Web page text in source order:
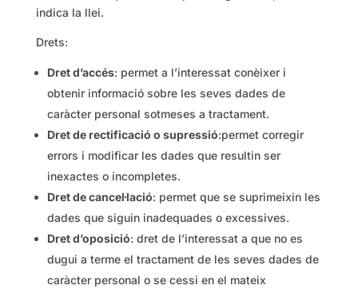
indica la llei.
Drets:
Dret d’accés: permet a l’interessat conèixer i
obtenir informació sobre les seves dades de
caràcter personal sotmeses a tractament.
Dret de rectificació o supressió:permet corregir
errors i modificar les dades que resultin ser
inexactes o incompletes.
Dret de cancel·lació: permet que se suprimeixin les
dades que siguin inadequades o excessives.
Dret d’oposició: dret de l’interessat a que no es
dugui a terme el tractament de les seves dades de
caràcter personal o se cessi en el mateix